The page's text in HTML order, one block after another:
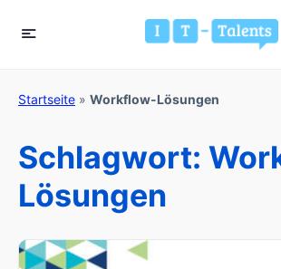
Startseite » Workflow-Lösungen
Schlagwort:
Lösungen